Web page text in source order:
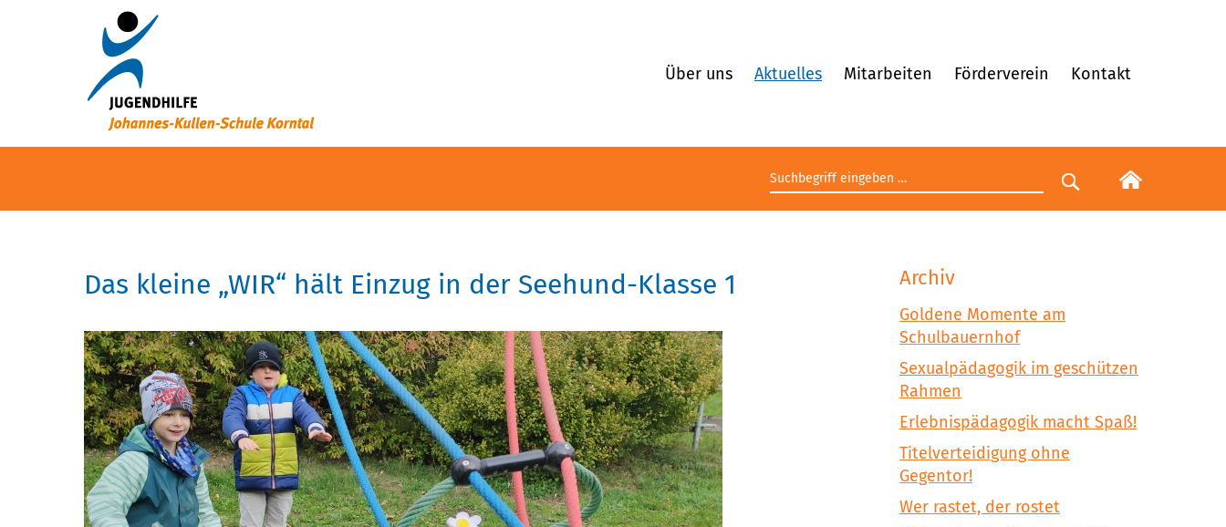
Über uns Aktuelles Mitarbeiten Förderverein Kontakt
Suchbegriff eingeben
Suche starten
Das kleine „WIR“ hält Einzug in der Seehund-Klasse 1 Archiv
Goldene Momente am
Schulbauernhof
Sexualpädagogik im geschützen
Rahmen
Erlebnispädagogik macht Spaß!
Titelverteidigung ohne
Gegentor!
Wer rastet, der rostet